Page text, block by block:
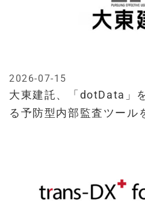
大東建託、「dotData」
る予防型内部監査ツール
2026-07-15